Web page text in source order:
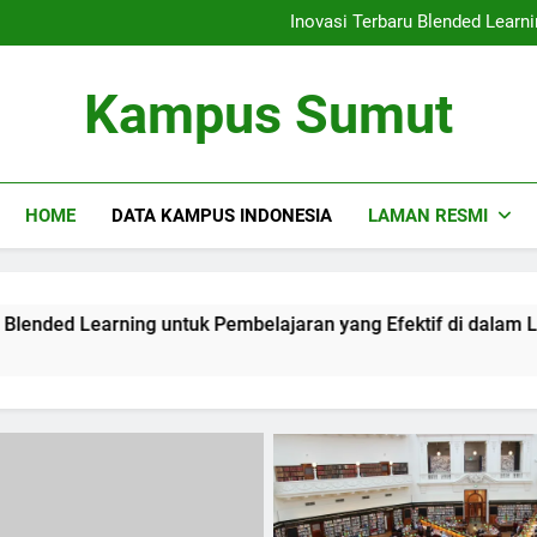
Inovasi Terbaru Blended
Mengintegrasikan
Inovasi Terbaru Blended
Mengintegrasikan
Kampus Sumut
HOME DATA KAMPUS INDONESIA LAMAN RESMI
untuk Pembelajaran yang Efektif di dalam Lingkungan